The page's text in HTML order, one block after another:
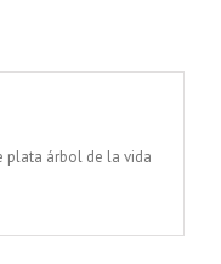
plata árbol de la vida